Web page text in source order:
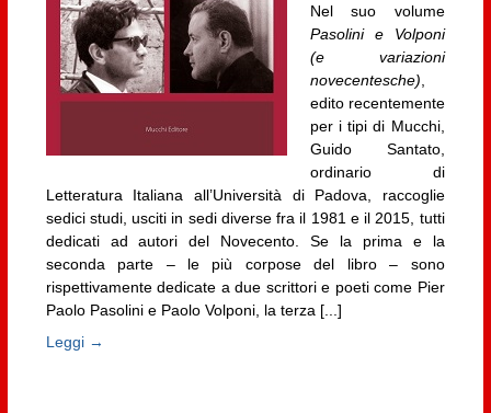
Nel suo volume
Pasolini e Volponi
(e variazioni
novecentesche)
edito recentemente
per i tipi di Mucchi,
Guido Santato,
ordinario di
Letteratura Italiana all’Università di Padova, raccoglie
sedici studi, usciti in sedi diverse fra il 1981 e il 2015, tutti
dedicati ad autori del Novecento. Se la prima e la
seconda parte – le più corpose del libro – sono
rispettivamente dedicate a due scrittori e poeti come Pier
Paolo Pasolini e Paolo Volponi, la terza [...]
Leggi →